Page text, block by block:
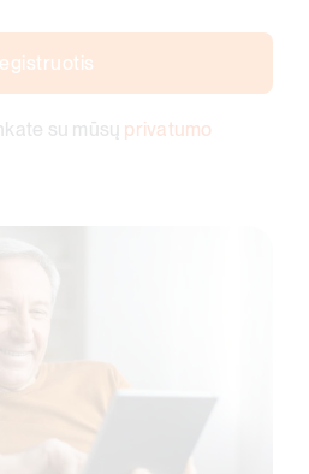
su mūsų privatumo